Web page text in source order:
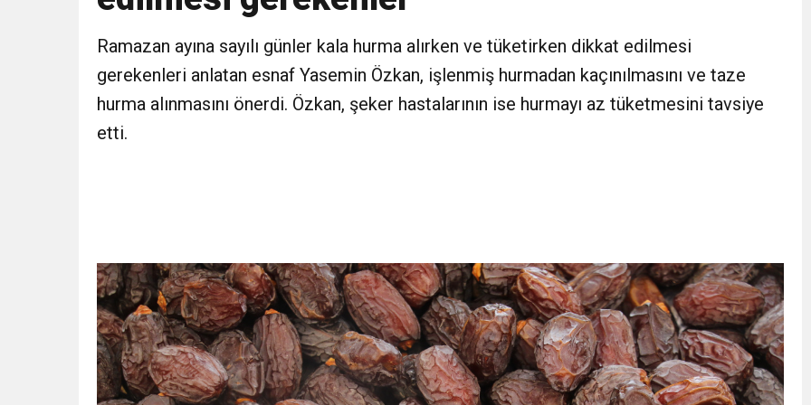
11:36 Hareketsiz yaşam diyabete neden oluyor
Ramazan ayına sayılı günler kala hurma alırken ve tüketirken dikkat edilmesi
gerekenleri anlatan esnaf Yasemin Özkan, işlenmiş hurmadan kaçınılmasını ve taze
hurma alınmasını önerdi. Özkan, şeker hastalarının ise hurmayı az tüketmesini tavsiye
etti.